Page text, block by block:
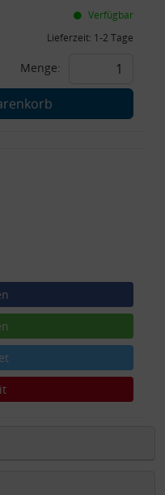
Verfügbar
Lieferzeit: 1-2 Tage
Menge: